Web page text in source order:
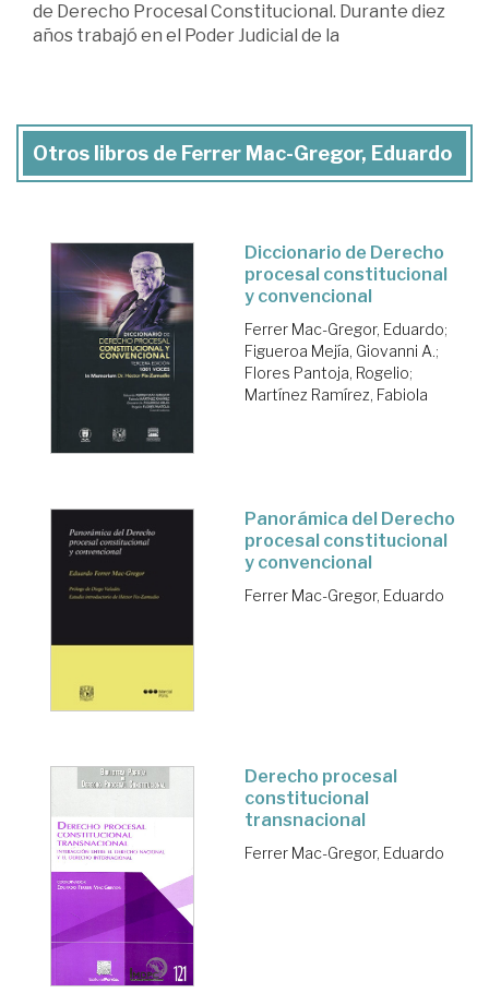
de Derecho Procesal Constitucional. Durante diez
años trabajó en el Poder Judicial de la
Otros libros de Ferrer Mac-Gregor, Eduardo
Diccionario de Derecho
procesal constitucional
y convencional
Ferrer Mac-Gregor, Eduardo;
Figueroa Mejía, Giovanni A.;
Flores Pantoja, Rogelio;
Martínez Ramírez, Fabiola
Panorámica del Derecho
procesal constitucional
y convencional
Ferrer Mac-Gregor, Eduardo
Derecho procesal
constitucional
transnacional
Ferrer Mac-Gregor, Eduardo